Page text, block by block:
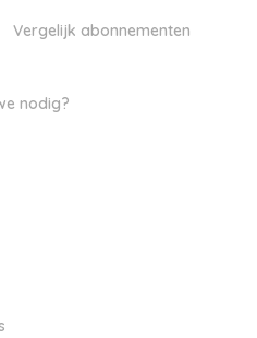
Vergelijk abonnementen
nodig?